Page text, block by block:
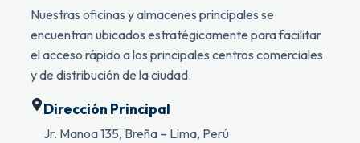
Nuestras oficinas y almacenes principales se
encuentran ubicados estratégicamente para facilitar
el acceso rápido a los principales centros comerciales
y de distribución de la ciudad.
Dirección Principal
Jr. Manoa 135, Breña – Lima, Perú